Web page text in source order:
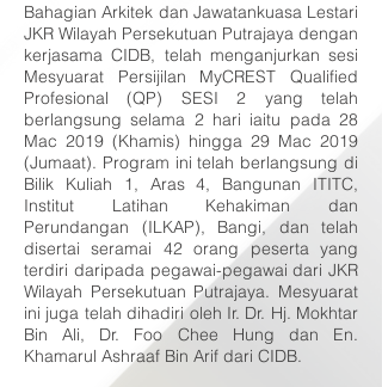
Bahagian Arkitek dan Jawatankuasa Lestari
JKR Wilayah Persekutuan Putrajaya dengan
kerjasama CIDB, telah menganjurkan sesi
Mesyuarat Persijilan MyCREST Qualified
Profesional (QP) SESI 2 yang telah
berlangsung selama 2 hari iaitu pada 28
Mac 2019 (Khamis) hingga 29 Mac 2019
(Jumaat). Program ini telah berlangsung di
Bilik Kuliah 1, Aras 4, Bangunan ITITC,
Institut Latihan Kehakiman dan
Perundangan (ILKAP), Bangi, dan telah
disertai seramai 42 orang peserta yang
terdiri daripada pegawai-pegawai dari JKR
Wilayah Persekutuan Putrajaya. Mesyuarat
ini juga telah dihadiri oleh Ir. Dr. Hj. Mokhtar
Bin Ali, Dr. Foo Chee Hung dan En.
Khamarul Ashraaf Bin Arif dari CIDB.